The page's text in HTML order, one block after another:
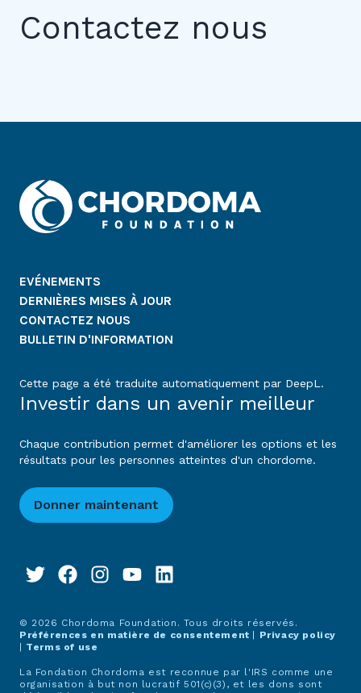
Contactez nous
EVÉNEMENTS
DERNIÈRES MISES À JOUR
CONTACTEZ NOUS
BULLETIN D'INFORMATION
Cette page a été traduite automatiquement par DeepL.
Investir dans un avenir meilleur
Chaque contribution permet d'améliorer les options et les
résultats pour les personnes atteintes d'un chordome.
Donner maintenant
© 2026 Chordoma Foundation. Tous droits réservés.
Préférences en matière de consentement | Privacy policy
| Terms of use
La Fondation Chordoma est reconnue par l'IRS comme une
organisation à but non lucratif 501(c)(3), et les dons sont